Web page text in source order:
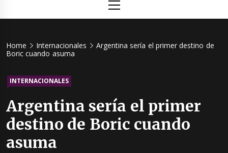
Menu
Home Internacionales
Argentina sería el primer destino de
Boric cuando asuma
INTERNACIONALES
Argentina sería el primer
destino de Boric cuando
asuma